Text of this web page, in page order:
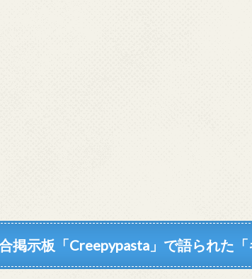
掲示板「Creepypasta」で語られた「